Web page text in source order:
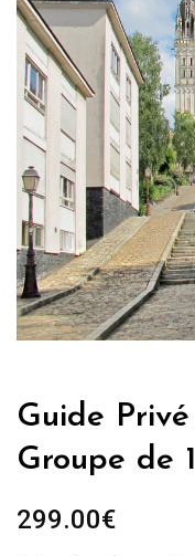
Guide
Groupe de
299.00€